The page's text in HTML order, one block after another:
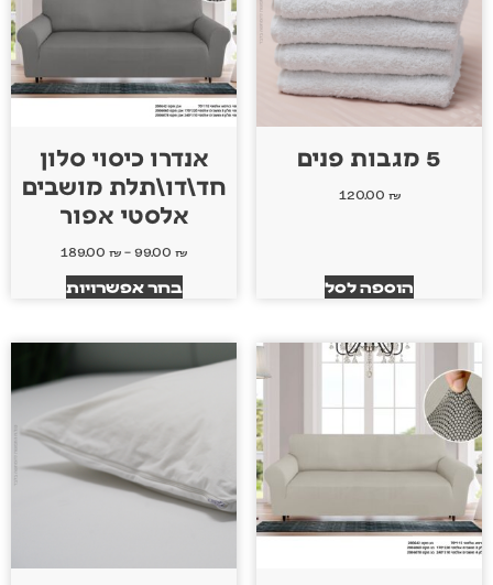
5 מגבות פנים
120.00 ₪
הוספה לסל
אנדרו כיסוי סלון
חד\דו\תלת מושבים
אלסטי אפור
99.00 ₪
–
189.00 ₪
בחר אפשרויות